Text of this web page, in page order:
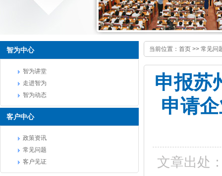
智为中心
智为讲堂
走进智为
智为动态
客户中心
政策资讯
常见问题
客户见证
当前位置： 首页 >> 常见问
申报苏
申请
文章出处